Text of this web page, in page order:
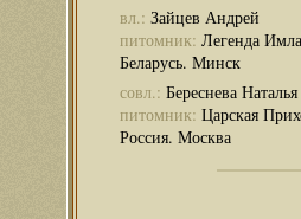
вл.: Зайцев Андрей
питомник: Легенда
Беларусь. Минск
совл.: Береснева Наталья
питомник: Царская
Россия. Москва